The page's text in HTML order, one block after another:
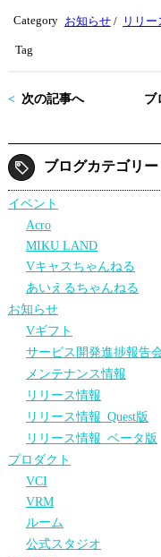
tte bo
Category お知らせ/ リリ
Tag
次の記事へ ブ
ブログカテゴリー
イベント
Acro
MIKU LAND
Vキャスちゃんねる
あいえるちゃんねる
お知らせ
Vギフト
サービス開発進捗報告
メンテナンス情報
リリース情報
リリース情報_Quest版
リリース情報_ベータ版
プロダクト
VCI
VRM
ルーム
公式スタジオ